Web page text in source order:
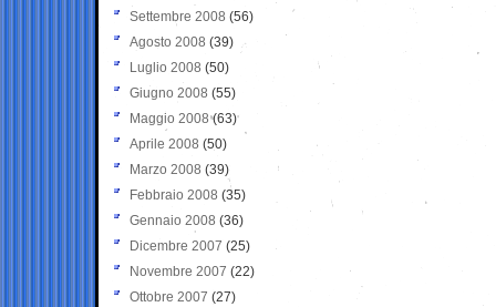
Settembre 2008 (56)
Agosto 2008 (39)
Luglio 2008 (50)
Giugno 2008 (55)
Maggio 2008(63)
Aprile 2008 (50)
Marzo 2008 (39)
Febbraio 2008 (35)
Gennaio 2008 (36)
Dicembre 2007 (25)
Novembre 2007 (22)
Ottobre 2007 (27)